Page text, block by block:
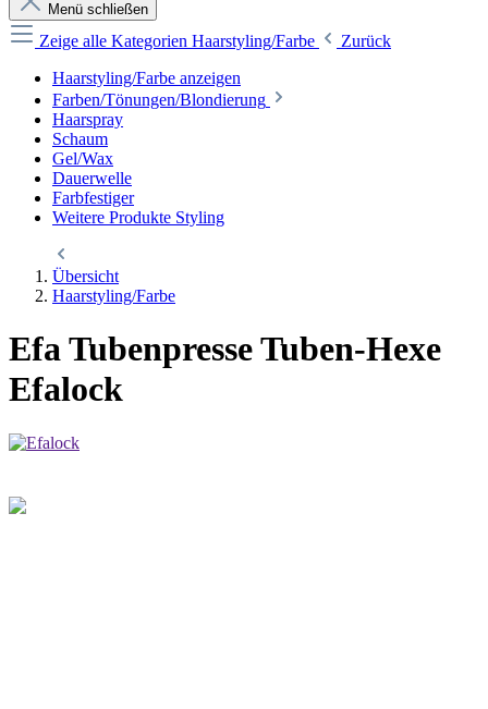
Menü schließen
Zeige alle Kategorien Haarstyling/Farbe
Zurück
Haarstyling/Farbe anzeigen
Farben/Tönungen/Blondierung
Haarspray
Schaum
Gel/Wax
Dauerwelle
Farbfestiger
Weitere Produkte Styling
Übersicht
Haarstyling/Farbe
Efa Tubenpresse Tuben-Hexe
Efalock